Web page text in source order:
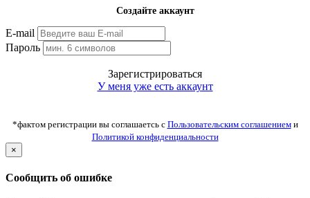
Создайте аккаунт
E-mail
Пароль
Зарегистрироваться
У меня уже есть аккаунт
*фактом регистрации вы соглашаетсь с Пользовательским соглашениеми
Политикой конфиденциальности
×
Сообщить об ошибке